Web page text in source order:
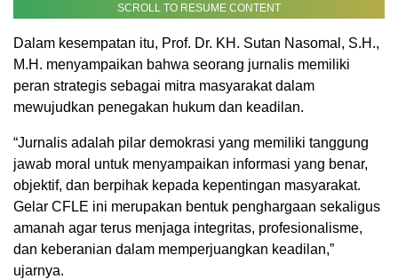
SCROLL TO RESUME CONTENT
Dalam kesempatan itu, Prof. Dr. KH. Sutan Nasomal, S.H.,
M.H. menyampaikan bahwa seorang jurnalis memiliki
peran strategis sebagai mitra masyarakat dalam
mewujudkan penegakan hukum dan keadilan.
“Jurnalis adalah pilar demokrasi yang memiliki tanggung
jawab moral untuk menyampaikan informasi yang benar,
objektif, dan berpihak kepada kepentingan masyarakat.
Gelar CFLE ini merupakan bentuk penghargaan sekaligus
amanah agar terus menjaga integritas, profesionalisme,
dan keberanian dalam memperjuangkan keadilan,”
ujarnya.